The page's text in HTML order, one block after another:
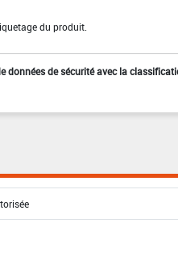
du produit.
données de sécurité avec la